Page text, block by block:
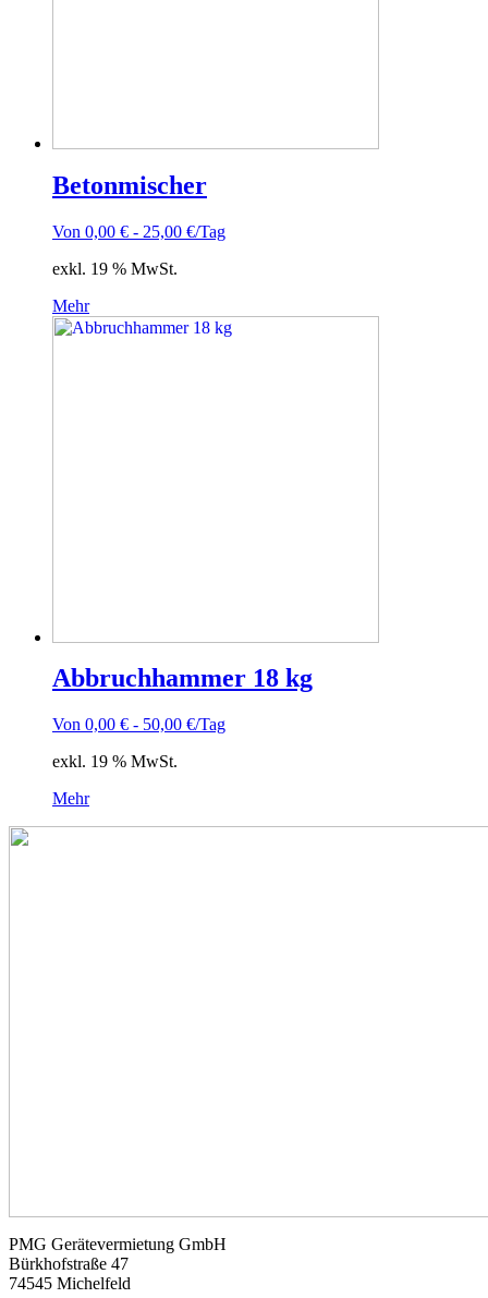
Betonmischer
Von 0,00 € - 25,00 €/Tag
exkl. 19 % MwSt.
Mehr
Abbruchhammer 18 kg
Von 0,00 € - 50,00 €/Tag
exkl. 19 % MwSt.
Mehr
PMG Gerätevermietung GmbH
Bürkhofstraße 47
74545 Michelfeld